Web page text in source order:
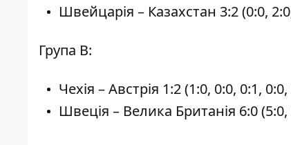
Швейцарія – Казахстан 3:2 (0:0,
Група В:
Чехія – Австрія 1:2 (1:0, 0:0, 0:1, 0:0,
Швеція – Велика Британія 6:0 (5:0,